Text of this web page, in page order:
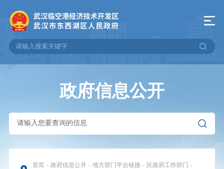
政府信息公开
首页 - 政府信息公开 - 地方部门平台链接 - 区政府工作部门 -